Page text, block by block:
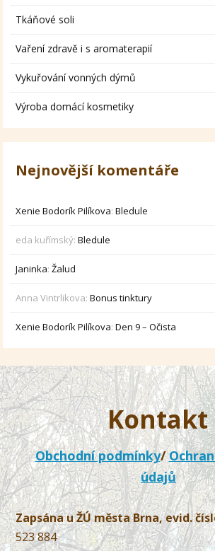
Tkáňové soli
Vaření zdravě i s aromaterapií
Vykuřování vonných dýmů
Výroba domácí kosmetiky
Nejnovější komentáře
Xenie Bodorík Pilíkova:Bledule
eda kuřímský:Bledule
Janinka:Žalud
Anna Vintrlikova:Bonus tinktury
Xenie Bodorík Pilíkova:Den 9 – Očista
Kontakt
Obchodní podmínky/
údajů
Zapsána u ŽÚ města Brna, evid.
523 884